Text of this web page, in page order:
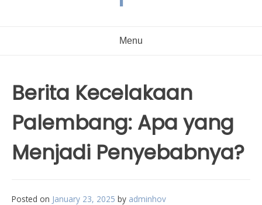
Menu
Berita Kecelakaan
Palembang: Apa yang
Menjadi Penyebabnya?
Posted on January 23, 2025 by adminhov